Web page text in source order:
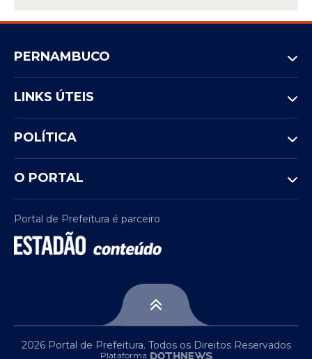
PERNAMBUCO
LINKS ÚTEIS
POLÍTICA
O PORTAL
Portal de Prefeitura é parceiro
2026 Portal de Prefeitura. Todos os Direitos Reservados
Plataforma